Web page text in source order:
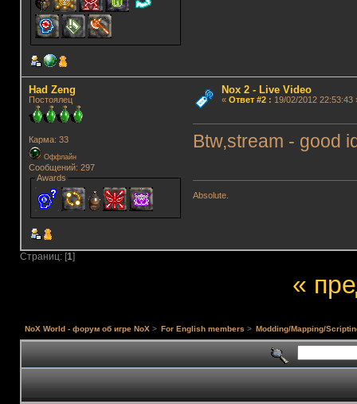
Had Zeng
Постоялец
Карма: 33
Оффлайн
Сообщений: 297
Awards
Nox 2 - Live Video
« Ответ #2: 19/02/2012 22:53:43
Btw,stream - good
Absolute.
Страниц: [1]
«
NoX World - форум об игре NoX > For English members > Modding/Mapping/